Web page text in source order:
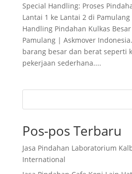
Special Handling: Proses
Lantai 1 ke Lantai 2 di Pamulang
Handling Pindahan Kulkas
Pamulang | Askmover
barang besar dan berat seperti
pekerjaan sederhana....
Pos-pos Terbaru
Jasa Pindahan Laboratorium
International